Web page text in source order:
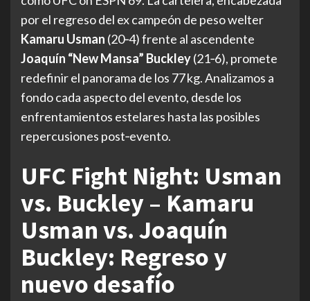
por el regreso del ex campeón de peso welter
Kamaru Usman (20‑4) frente al ascendente
Joaquín “New Mansa” Buckley(21‑6), promete
redefinir el panorama de los 77 kg. Analizamos a
fondo cada aspecto del evento, desde los
enfrentamientos estelares hasta las posibles
repercusiones post‑evento.
UFC Fight Night: Usman
vs. Buckley – Kamaru
Usman vs. Joaquín
Buckley: Regreso y
nuevo desafío